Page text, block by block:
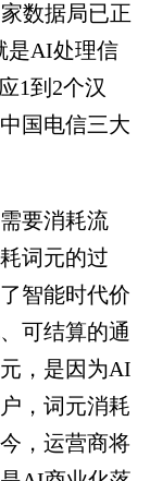
数据局已正
是AI处理信
1到2个汉
国电信三大
要消耗流
词元的过
智能时代价
可结算的通
，是因为AI
，词元消耗
，运营商将